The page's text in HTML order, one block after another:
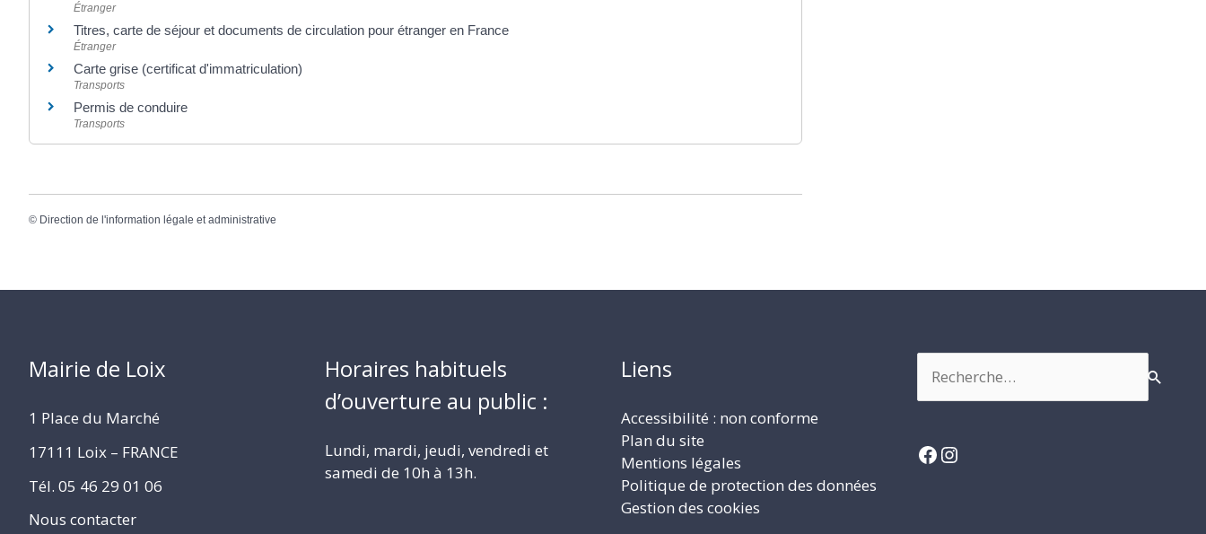
Étranger
Titres, carte de séjour et documents de circulation pour étranger en France
Étranger
Carte grise (certificat d'immatriculation)
Transports
Permis de conduire
Transports
© Direction de l'information légale et administrative
Mairie de Loix
1 Place du Marché
17111 Loix – FRANCE
Tél. 05 46 29 01 06
Nous contacter
Horaires habituels
d’ouverture au public :
Lundi, mardi, jeudi, vendredi et
samedi de 10h à 13h.
Liens
Accessibilité : non conforme
Plan du site
Mentions légales
Politique de protection des données
Gestion des cookies
Facebook
Instagram